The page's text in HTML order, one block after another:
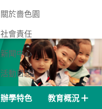
關於嗇色園
社會責任
新聞中心
活動日誌
聯絡我們
辦學特色 教育概況